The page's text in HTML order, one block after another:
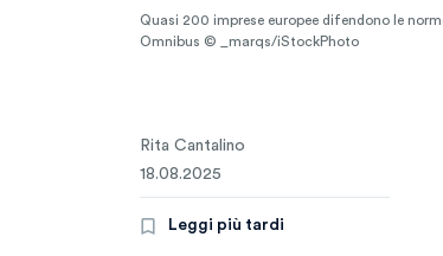
Quasi 200 imprese europee difendono le
Omnibus © _marqs/iStockPhoto
Rita Cantalino
18.08.2025
Leggi più tardi